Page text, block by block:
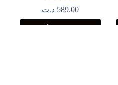
589.00 د.ت
Ajouter au